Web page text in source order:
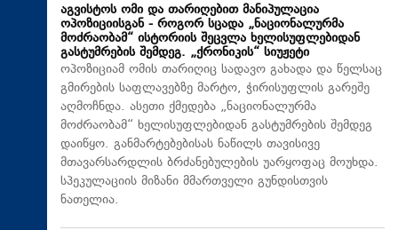
აგვისტოს ომი და თარიღებით მანიპულაცია
ოპოზიციისგან - როგორ სცადა „ნაციონალურმა
მოძრაობამ“ ისტორიის შეცვლა ხელისუფლებიდან
გასტუმრების შემდეგ. „ქრონიკის“ სიუჟეტი
ოპოზიციამ ომის თარიღიც სადავო გახადა და წელსაც
გმირების საფლავებზე მარტო, ჭირისუფლის გარეშე
აღმოჩნდა. ასეთი ქმედება „ნაციონალურმა
მოძრაობამ“ ხელისუფლებიდან გასტუმრების შემდეგ
დაიწყო. განმარტებებისას ნაწილს თავისივე
მთავარსარდლის ბრძანებულების უარყოფაც მოუხდა.
სპეკულაციის მიზანი მმართველი გუნდისთვის
ნათელია.